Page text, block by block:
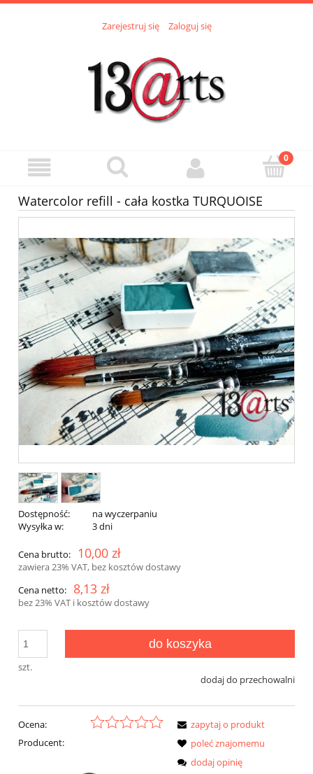
Zarejestruj się Zaloguj się
Watercolor refill - cała kostka TURQUOISE
Dostępność:
na wyczerpaniu
Wysyłka w:
3 dni
Cena brutto: 10,00 zł
zawiera 23% VAT, bez kosztów dostawy
Cena netto:
8,13 zł
bez 23% VAT i kosztów dostawy
szt.
do koszyka
dodaj do przechowalni
Ocena:
Producent:
zapytaj o produkt
poleć znajomemu
dodaj opinię